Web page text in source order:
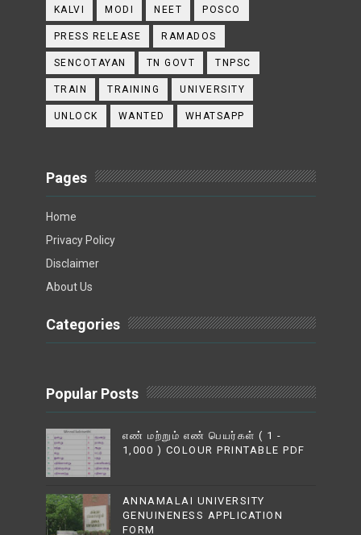
KALVI MODI NEET POSCO
PRESS RELEASE RAMADOS
SENCOTAYAN TN GOVT TNPSC
TRAIN TRAINING UNIVERSITY
UNLOCK WANTED WHATSAPP
Pages
Home
Privacy Policy
Disclaimer
About Us
Categories
Popular Posts
எண் மற்றும் எண் பெயர்கள் ( 1 -
1,000 ) COLOUR PRINTABLE PDF
ANNAMALAI UNIVERSITY
GENUINENESS APPLICATION
FORM